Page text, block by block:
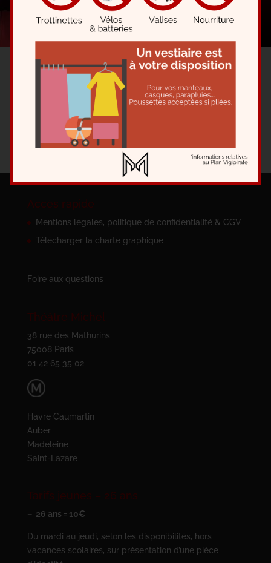
informations sur le SPECTACLE
Accès rapide
Mentions légales, politique de confidentialité & CGV
Télécharger la charte graphique
Foire aux questions
Théâtre Michel
38 rue des Mathurins
75008 Paris
01 42 65 35 02
Havre Caumartin
Auber
Madeleine
Saint-Lazare
Tarifs jeunes – 26 ans
– 26 ans = 10€
Du mardi au jeudi, selon les disponibilités, hors
vacances scolaires, sur présentation d’une pièce